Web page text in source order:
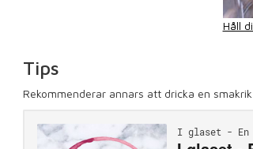
Håll
Tips
Rekommenderar annars att dricka en